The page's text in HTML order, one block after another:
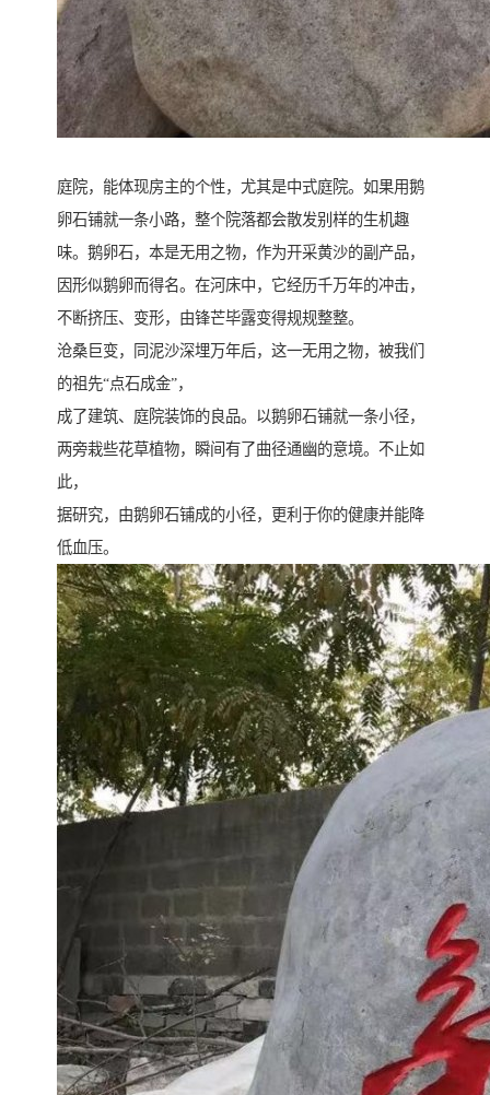
庭院，能体现房主的个性，尤其是中式庭院。如果用鹅
卵石铺就一条小路，整个院落都会散发别样的生机趣
味。鹅卵石，本是无用之物，作为开采黄沙的副产品，
因形似鹅卵而得名。在河床中，它经历千万年的冲击，
不断挤压、变形，由锋芒毕露变得规规整整。
沧桑巨变，同泥沙深埋万年后，这一无用之物，被我们
的祖先“点石成金”，
成了建筑、庭院装饰的良品。以鹅卵石铺就一条小径，
两旁栽些花草植物，瞬间有了曲径通幽的意境。不止如
此，
据研究，由鹅卵石铺成的小径，更利于你的健康并能降
低血压。